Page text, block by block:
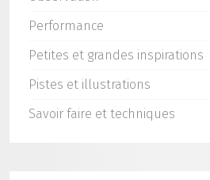
Performance
Petites et grandes inspirations
Pistes et illustrations
Savoir faire et techniques